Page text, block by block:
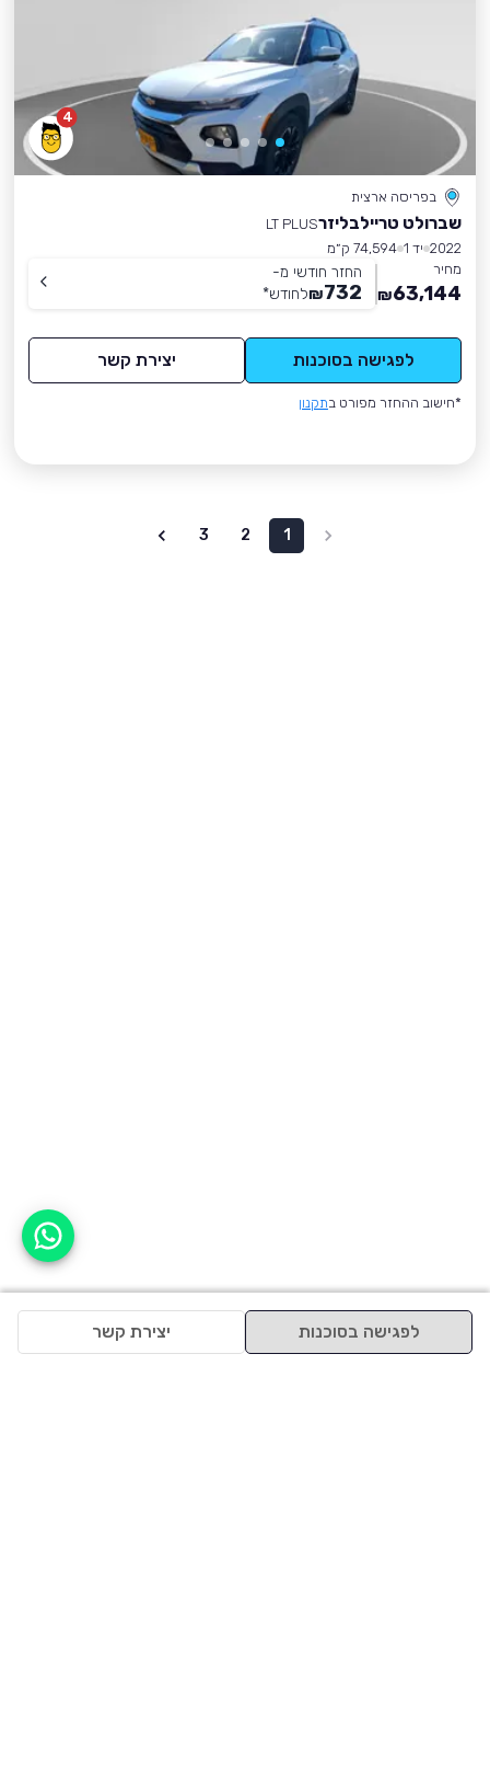
4
בפריסה ארצית
שברולט טריילבליזרLT PLUS
2022 יד 1
74,594 ק״מ
מחיר
63,144
₪
החזר חודשי מ-
732
₪לחודש*
לפגישה בסוכנות יצירת קשר
*חישוב ההחזר מפורט בתקנון
1
2
3
לפגישה בסוכנות יצירת קשר
אפשר לעזור?